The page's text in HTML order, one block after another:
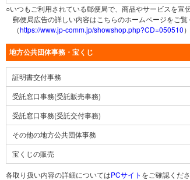
○いつもご利用されている郵便局で、商品やサービスを宣
郵便局広告の詳しい内容はこちらのホームページをご覧
（https://www.jp-comm.jp/showshop.php?CD=050510）
地方公共団体事務・宝くじ
証明書交付事務
受託窓口事務(受託販売事務)
受託窓口事務(受託交付事務)
その他の地方公共団体事務
宝くじの販売
各取り扱い内容の詳細についてはPCサイト をご確認くだ